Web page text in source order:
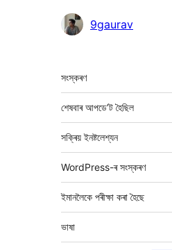
অৱদানকাৰীসকল
9gaurav
মেটা
সংস্কৰণ
শেষবাৰ আপডে’ট হৈছিল
সক্ৰিয় ইনষ্টলেশ্যন
WordPress-ৰ সংস্কৰণ
ইমানলৈকে পৰীক্ষা কৰা হৈছে
ভাষা